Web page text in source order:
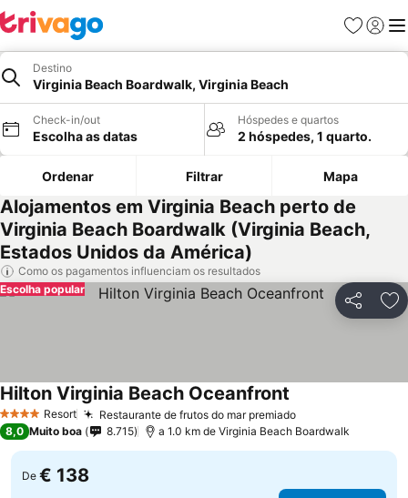
Favoritos
Iniciar
Destino
Virginia Beach Boardwalk, Virginia Beach
Check-in/out
Escolha as datas
Hóspedes e quartos
2 hóspedes, 1 quarto.
Ordenar Filtrar Mapa
Alojamentos em Virginia Beach perto de
Virginia Beach Boardwalk (Virginia Beach,
Estados Unidos da América)
Como os pagamentos influenciam os resultados
Partilhar
Escolha popular
4 EstrelasResort Restaurante de frutos do mar premiado
Hilton Virginia Beach Oceanfront
8,0 Muito boa 8.715 a 1.0 km de Virginia Beach Boardwalk
De € 138